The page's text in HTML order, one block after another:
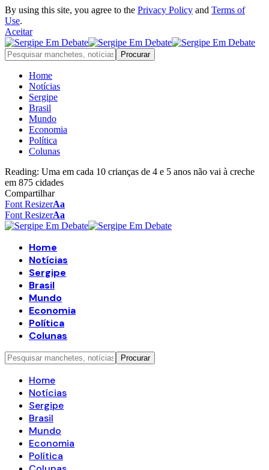
By using this site, you agree to the Privacy Policy and Terms of
Use.
Aceitar
Home
Notícias
Sergipe
Brasil
Mundo
Economia
Política
Colunas
Reading: Uma em cada 10 crianças de 4 e 5 anos não vai à creche
em 875 cidades
Compartilhar
Font ResizerAa
Font ResizerAa
Home
Notícias
Sergipe
Brasil
Mundo
Economia
Política
Colunas
Home
Notícias
Sergipe
Brasil
Mundo
Economia
Política